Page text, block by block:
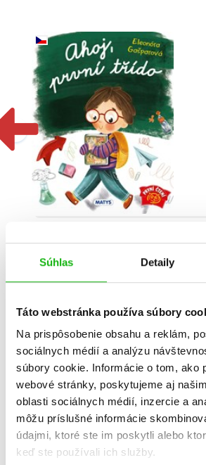
Súhlas Detaily
Táto webstránka používa súbory
Na prispôsobenie obsahu a reklám,
sociálnych médií a analýzu
súbory cookie. Informácie o tom, ako
webové stránky, poskytujeme aj
oblasti sociálnych médií, inzercie a
môžu príslušné informácie
údajmi, ktoré ste im poskytli alebo
keď ste používali ich služby.
Ahoj, první třído
Eleonóra Gašparová
Informácie
Žáner rozprávka